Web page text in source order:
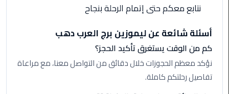
ليموزين
البحر
الأحمر
من
مطار
القاهرة
نتابع معكم حتى إتمام الرحلة بنجاح
أسئلة شائعة عن ليموزين برج العرب دهب
كم من الوقت يستغرق تأكيد الحجز؟
نؤكد معظم الحجوزات خلال دقائق من التواصل معنا، مع مراعاة
تفاصيل رحلتكم كاملة.